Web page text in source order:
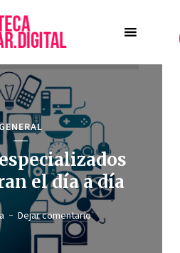
el día a día
Dejar comentario